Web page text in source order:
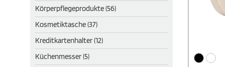
Körperpflegeprodukte (56)
Kosmetiktasche (37)
Kreditkartenhalter (12)
Küchenmesser (5)